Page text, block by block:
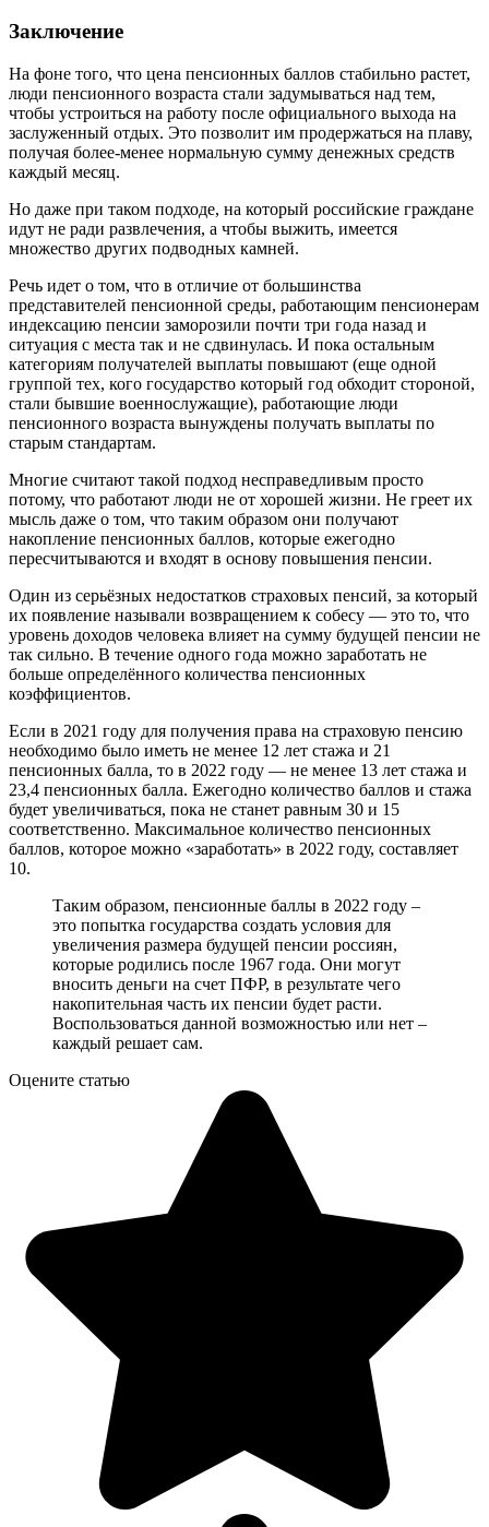
Заключение
На фоне того, что цена пенсионных баллов стабильно растет,
люди пенсионного возраста стали задумываться над тем,
чтобы устроиться на работу после официального выхода на
заслуженный отдых. Это позволит им продержаться на плаву,
получая более-менее нормальную сумму денежных средств
каждый месяц.
Но даже при таком подходе, на который российские граждане
идут не ради развлечения, а чтобы выжить, имеется
множество других подводных камней.
Речь идет о том, что в отличие от большинства
представителей пенсионной среды, работающим пенсионерам
индексацию пенсии заморозили почти три года назад и
ситуация с места так и не сдвинулась. И пока остальным
категориям получателей выплаты повышают (еще одной
группой тех, кого государство который год обходит стороной,
стали бывшие военнослужащие), работающие люди
пенсионного возраста вынуждены получать выплаты по
старым стандартам.
Многие считают такой подход несправедливым просто
потому, что работают люди не от хорошей жизни. Не греет их
мысль даже о том, что таким образом они получают
накопление пенсионных баллов, которые ежегодно
пересчитываются и входят в основу повышения пенсии.
Один из серьёзных недостатков страховых пенсий, за который
их появление называли возвращением к собесу — это то, что
уровень доходов человека влияет на сумму будущей пенсии не
так сильно. В течение одного года можно заработать не
больше определённого количества пенсионных
коэффициентов.
Если в 2021 году для получения права на страховую пенсию
необходимо было иметь не менее 12 лет стажа и 21
пенсионных балла, то в 2022 году — не менее 13 лет стажа и
23,4 пенсионных балла. Ежегодно количество баллов и стажа
будет увеличиваться, пока не станет равным 30 и 15
соответственно. Максимальное количество пенсионных
баллов, которое можно «заработать» в 2022 году, составляет
10.
Таким образом, пенсионные баллы в 2022 году –
это попытка государства создать условия для
увеличения размера будущей пенсии россиян,
которые родились после 1967 года. Они могут
вносить деньги на счет ПФР, в результате чего
накопительная часть их пенсии будет расти.
Воспользоваться данной возможностью или нет –
каждый решает сам.
Оцените статью